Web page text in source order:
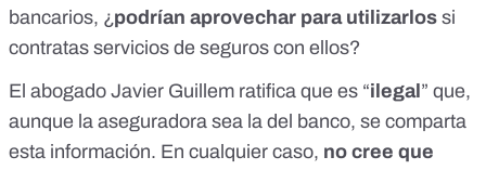
bancarios, ¿podrían aprovechar para utilizarlos si
contratas servicios de seguros con ellos?
El abogado Javier Guillem ratifica que es “ilegal ” que,
aunque la aseguradora sea la del banco, se comparta
esta información. En cualquier caso, no cree que